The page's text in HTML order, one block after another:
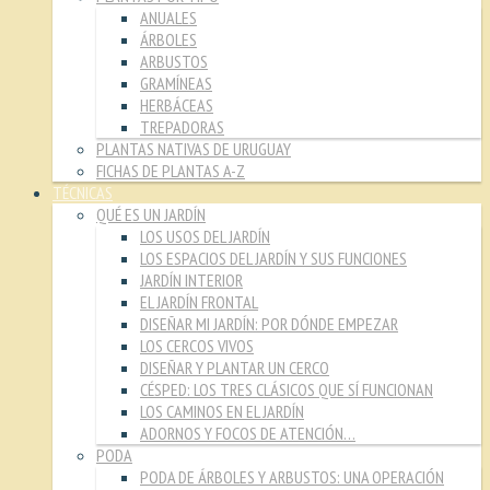
ANUALES
ÁRBOLES
ARBUSTOS
GRAMÍNEAS
HERBÁCEAS
TREPADORAS
PLANTAS NATIVAS DE URUGUAY
FICHAS DE PLANTAS A-Z
TÉCNICAS
QUÉ ES UN JARDÍN
LOS USOS DEL JARDÍN
LOS ESPACIOS DEL JARDÍN Y SUS FUNCIONES
JARDÍN INTERIOR
EL JARDÍN FRONTAL
DISEÑAR MI JARDÍN: POR DÓNDE EMPEZAR
LOS CERCOS VIVOS
DISEÑAR Y PLANTAR UN CERCO
CÉSPED: LOS TRES CLÁSICOS QUE SÍ FUNCIONAN
LOS CAMINOS EN EL JARDÍN
ADORNOS Y FOCOS DE ATENCIÓN…
PODA
PODA DE ÁRBOLES Y ARBUSTOS: UNA OPERACIÓN